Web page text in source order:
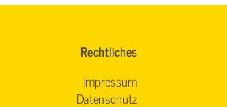
Rechtliches
Impressum
Datenschutz